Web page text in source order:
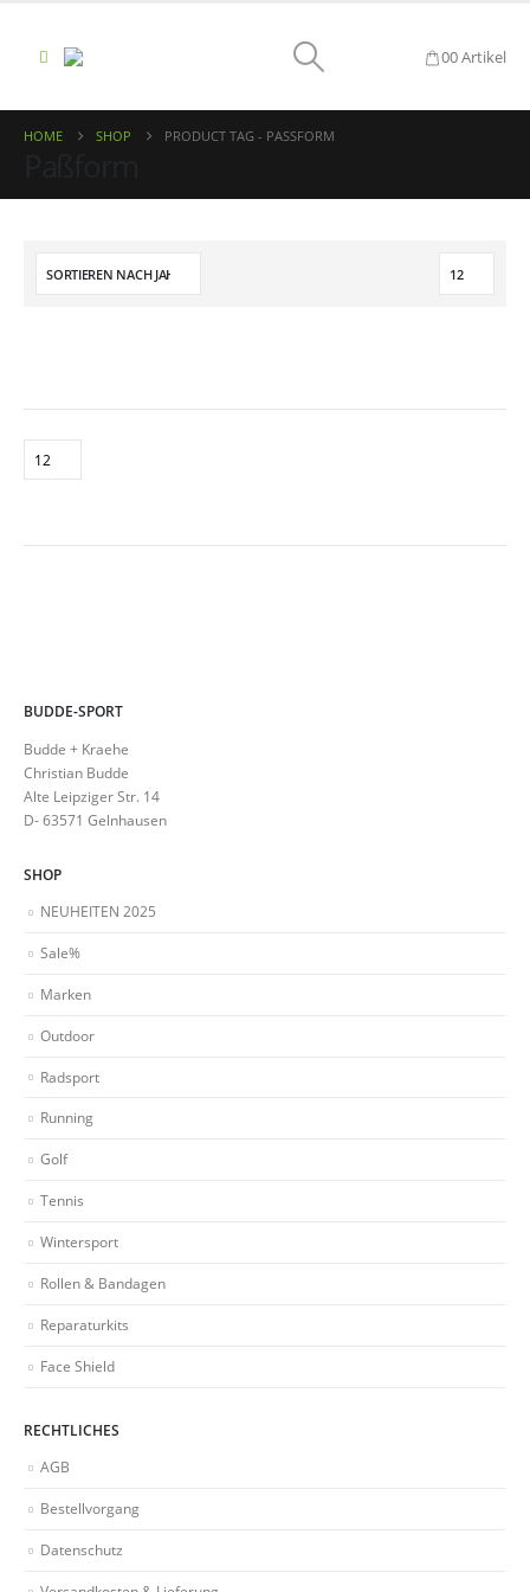
00 Artikel
HOME SHOP PRODUCT TAG - PASSFORM
BUDDE-SPORT
Budde + Kraehe
Christian Budde
Alte Leipziger Str. 14
D- 63571 Gelnhausen
SHOP
NEUHEITEN 2025
Sale%
Marken
Outdoor
Radsport
Running
Golf
Tennis
Wintersport
Rollen & Bandagen
Reparaturkits
Face Shield
RECHTLICHES
AGB
Bestellvorgang
Datenschutz